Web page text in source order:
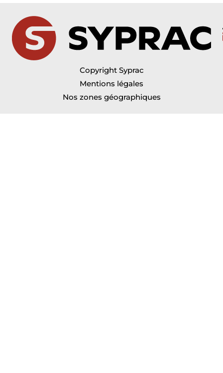
Copyright Syprac
Mentions légales
Nos zones géographiques